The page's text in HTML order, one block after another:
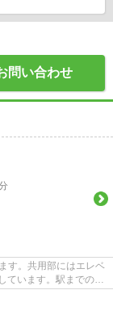
問い合わせ
す。共用部にはエレベ
ています。駅までのア